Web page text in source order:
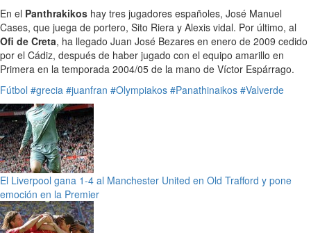
En el Panthrakikos hay tres jugadores españoles, José Manuel
Cases, que juega de portero, Sito Riera y Alexis vidal. Por último, al
Ofi de Creta, ha llegado Juan José Bezares en enero de 2009 cedido
por el Cádiz, después de haber jugado con el equipo amarillo en
Primera en la temporada 2004/05 de la mano de Víctor Espárrago.
Fútbol #grecia #juanfran #Olympiakos #Panathinaikos #Valverde
El Liverpool gana 1-4 al Manchester United en Old Trafford y pone
emoción en la Premier